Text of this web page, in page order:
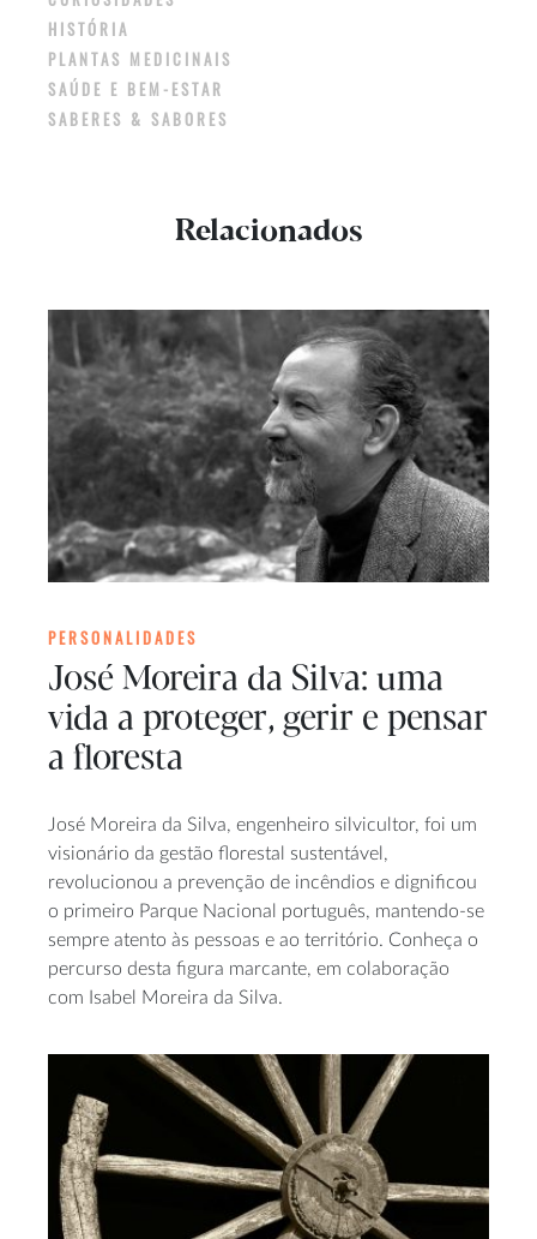
HISTÓRIA
PLANTAS MEDICINAIS
SAÚDE E BEM-ESTAR
SABERES & SABORES
Relacionados
PERSONALIDADES
José Moreira da Silva: uma
vida a proteger, gerir e pensar
a floresta
José Moreira da Silva, engenheiro silvicultor, foi um
visionário da gestão florestal sustentável,
revolucionou a prevenção de incêndios e dignificou
o primeiro Parque Nacional português, mantendo-se
sempre atento às pessoas e ao território. Conheça o
percurso desta figura marcante, em colaboração
com Isabel Moreira da Silva.